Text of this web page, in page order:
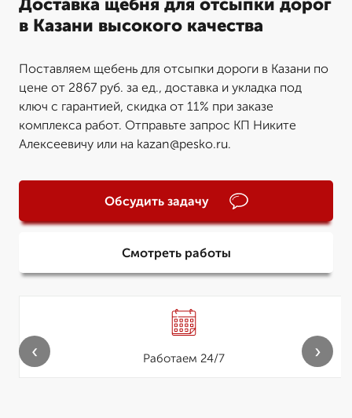
Доставка щебня для отсыпки дорог
в Казани высокого качества
Поставляем щебень для отсыпки дороги в Казани по
цене от 2867 руб. за ед., доставка и укладка под
ключ с гарантией, скидка от 11% при заказе
комплекса работ. Отправьте запрос КП Никите
Алексеевичу или на kazan@pesko.ru.
Обсудить задачу
Смотреть работы
Работаем 24/7
‹ ›